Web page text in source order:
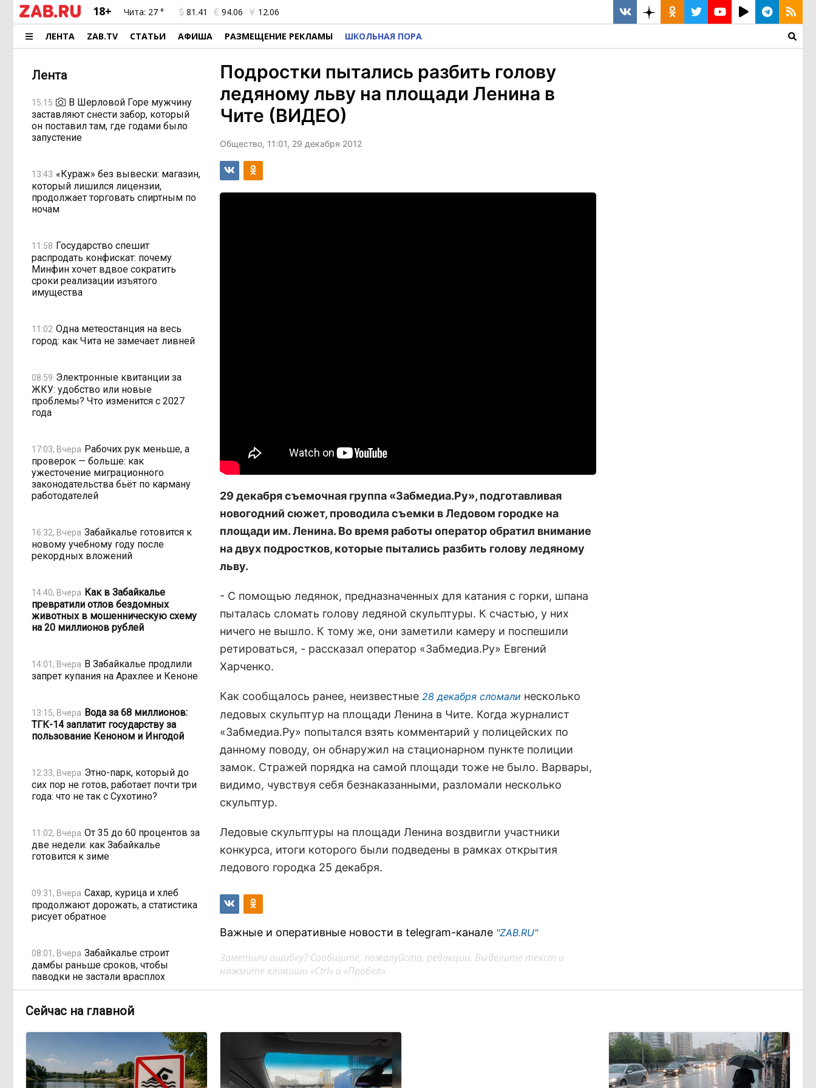
18+ Чита: 27 ° 81.41 94.06 12.06
ЛЕНТА ZAB.TV СТАТЬИ АФИША РАЗМЕЩЕНИЕ РЕКЛАМЫ ШКОЛЬНАЯ ПОРА
Лента
15:15
В Шерловой Горе мужчину
заставляют снести забор, который
он поставил там, где годами было
запустение
13:43 «Кураж» без вывески: магазин,
который лишился лицензии,
продолжает торговать спиртным по
ночам
11:58 Государство спешит
распродать конфискат: почему
Минфин хочет вдвое сократить
сроки реализации изъятого
имущества
11:02 Одна метеостанция на весь
город: как Чита не замечает ливней
08:59 Электронные квитанции за
ЖКУ: удобство или новые
проблемы? Что изменится с 2027
года
17:03, Вчера Рабочих рук меньше, а
проверок — больше: как
ужесточение миграционного
законодательства бьёт по карману
работодателей
16:32, Вчера Забайкалье готовится к
новому учебному году после
рекордных вложений
14:40, Вчера Как в Забайкалье
превратили отлов бездомных
животных в мошенническую схему
на 20 миллионов рублей
14:01, Вчера В Забайкалье продлили
запрет купания на Арахлее и Кеноне
13:15, Вчера Вода за 68 миллионов:
ТГК-14 заплатит государству за
пользование Кеноном и Ингодой
12:33, Вчера Этно-парк, который до
сих пор не готов, работает почти три
года: что не так с Сухотино?
11:02, Вчера От 35 до 60 процентов за
две недели: как Забайкалье
готовится к зиме
09:31, Вчера Сахар, курица и хлеб
продолжают дорожать, а статистика
рисует обратное
08:01, Вчера Забайкалье строит
дамбы раньше сроков, чтобы
паводки не застали врасплох
18:01, 6 августа Погодные качели в
16:58, 6 августа Консультанты
возглавили рейтинг самых
Подростки пытались разбить голову
ледяному льву на площади Ленина в
Чите (ВИДЕО)
Общество, 11:01, 29 декабря 2012
29 декабря съемочная группа «Забмедиа.Ру», подготавливая
новогодний сюжет, проводила съемки в Ледовом городке на
площади им. Ленина. Во время работы оператор обратил внимание
на двух подростков, которые пытались разбить голову ледяному
льву.
- С помощью ледянок, предназначенных для катания с горки, шпана
пыталась сломать голову ледяной скульптуры. К счастью, у них
ничего не вышло. К тому же, они заметили камеру и поспешили
ретироваться, - рассказал оператор «Забмедиа.Ру» Евгений
Харченко.
Как сообщалось ранее, неизвестные 28 декабря сломали несколько
ледовых скульптур на площади Ленина в Чите. Когда журналист
«Забмедиа.Ру» попытался взять комментарий у полицейских по
данному поводу, он обнаружил на стационарном пункте полиции
замок. Стражей порядка на самой площади тоже не было. Варвары,
видимо, чувствуя себя безнаказанными, разломали несколько
скульптур.
Ледовые скульптуры на площади Ленина воздвигли участники
конкурса, итоги которого были подведены в рамках открытия
ледового городка 25 декабря.
Важные и оперативные новости в telegram-канале "ZAB.RU"
Заметили ошибку? Сообщите, пожалуйста, редакции. Выделите текст и
нажмите клавиши «Ctrl» и «Пробел»
Сейчас на главной